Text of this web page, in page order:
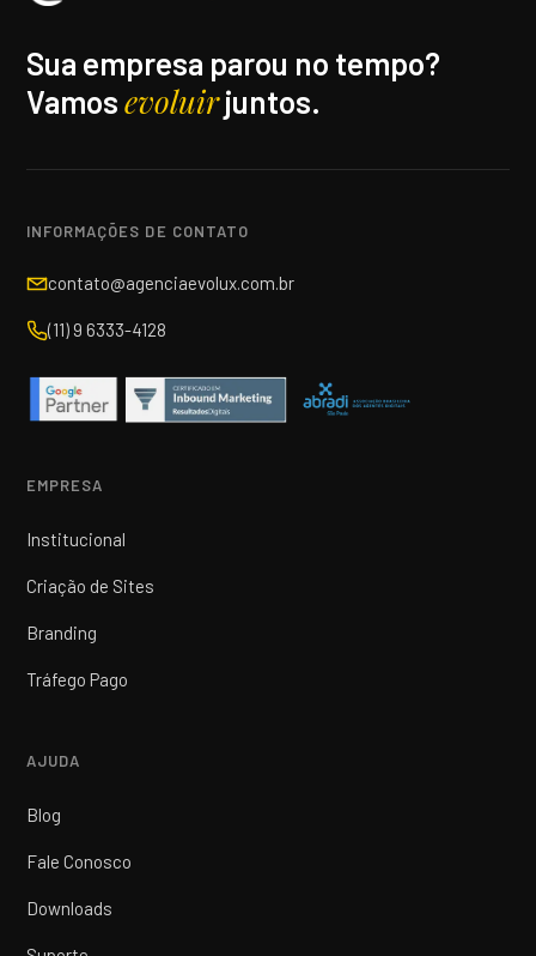
Sua empresa parou no tempo?
Vamosevoluirjuntos.
INFORMAÇÕES DE CONTATO
contato@agenciaevolux.com.br
(11) 9 6333-4128
EMPRESA
Institucional
Criação de Sites
Branding
Tráfego Pago
AJUDA
Blog
Fale Conosco
Downloads